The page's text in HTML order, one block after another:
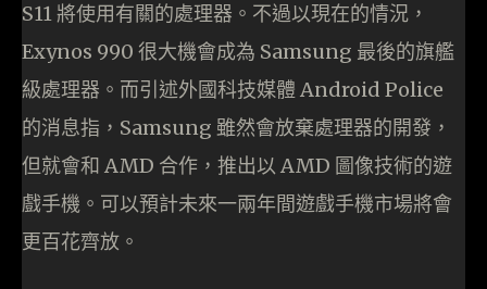
S11 將使用有關的處理器。不過以現在的情況，
Exynos 990 很大機會成為 Samsung 最後的旗艦
級處理器。而引述外國科技媒體 Android Police
的消息指，Samsung 雖然會放棄處理器的開發，
但就會和 AMD 合作，推出以 AMD 圖像技術的遊
戲手機。可以預計未來一兩年間遊戲手機市場將會
更百花齊放。